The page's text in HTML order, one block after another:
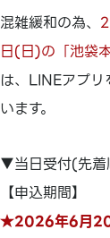
混雑緩和の為、
日(日)の「池袋
は、LINEアプ
います。
▼当日受付(先着
【申込期間】
★2026年6月20